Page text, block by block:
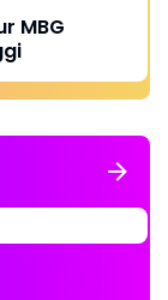
MBG